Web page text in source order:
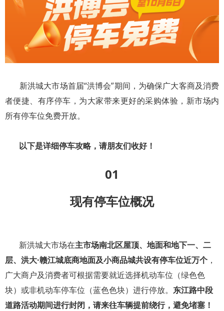
新洪城大市场首届“洪博会”期间，为确保广大客商及消费
者便捷、有序停车，为大家带来更好的采购体验，新市场内
所有停车位免费开放。
以下是详细停车攻略，请朋友们收好！
01
现有停车位概况
新洪城大市场在主市场南北区屋顶、地面和地下一、二
层、洪大·赣江城底商地面及小商品城共设有停车位近万个 ，
广大商户及消费者可根据需要就近选择机动车位（绿色色
块）或非机动车停车位（蓝色色块）进行停放。 东江路中段
道路活动期间进行封闭，请来往车辆提前绕行，避免堵塞！